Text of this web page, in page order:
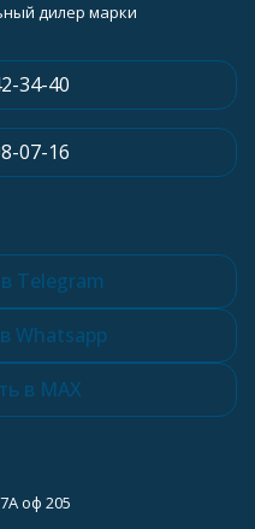
дилер марки
34-40
07-16
Telegram
Whatsapp
в MAX
оф 205